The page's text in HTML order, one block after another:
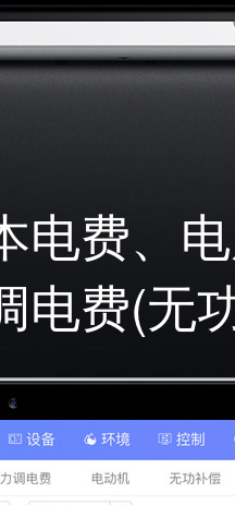
电费、
电费(无